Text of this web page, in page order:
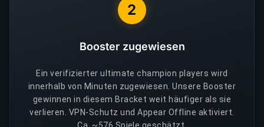
2
Booster zugewiesen
Ein verifizierter ultimate champion players wird
innerhalb von Minuten zugewiesen. Unsere Booster
gewinnen in diesem Bracket weit häufiger als sie
verlieren. VPN-Schutz und Appear Offline aktiviert.
Ca. ~576 Spiele geschätzt.